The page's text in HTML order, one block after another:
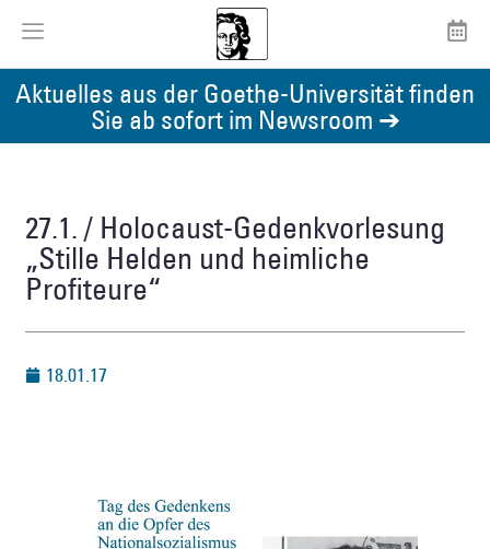
Aktuelles aus der Goethe-Universität finden
Sie ab sofort im Newsroom ➔
27.1. / Holocaust-Gedenkvorlesung
„Stille Helden und heimliche
Profiteure“
18.01.17